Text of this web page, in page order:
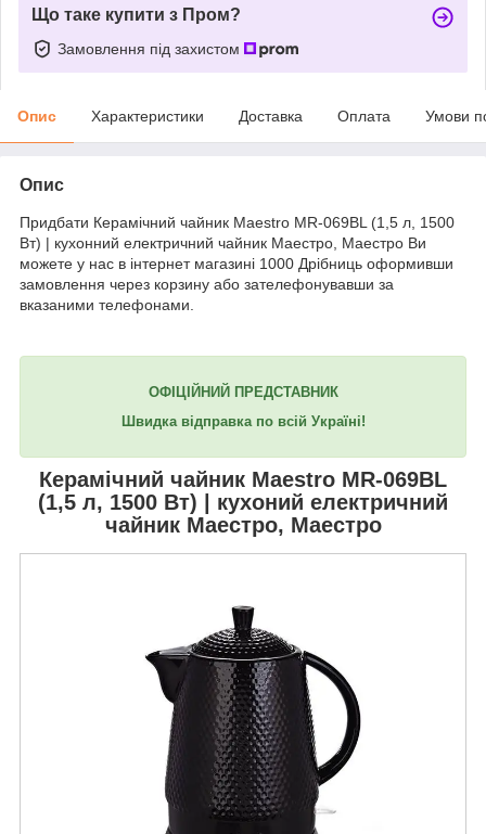
Що таке купити з Пром?
Замовлення під захистом
Опис Характеристики Доставка Оплата Умови
Опис
Придбати Керамічний чайник Maestro MR-069BL (1,5 л, 1500
Вт) | кухонний електричний чайник Маестро, Маестро Ви
можете у нас в інтернет магазині 1000 Дрібниць оформивши
замовлення через корзину або зателефонувавши за
вказаними телефонами.
ОФІЦІЙНИЙ ПРЕДСТАВНИК
Швидка відправка по всій Україні!
Керамічний чайник Maestro MR-069BL
(1,5 л, 1500 Вт) | кухоний електричний
чайник Маестро, Маестро